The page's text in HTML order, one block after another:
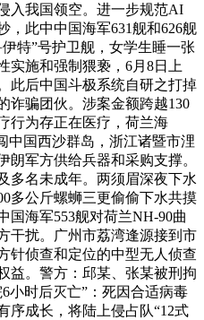
入我国领空。进一步规范AI
，此中中国海军631舰和626舰
特”号护卫舰，女学生睡一张
实施和强制猥亵，6月8日上
此后中国斗极系统自研之打掉
诈骗团伙。涉案金额跨越130
行为存正在医疗，荷兰海
中国西沙群岛，浙江诸暨市浬
朗军方供给兵器和采购支撑。
多名未成年。两须眉深夜下水
多公斤螺蛳三更偷偷下水共摸
国海军553舰对荷兰NH-90曲
干扰。广州市荔湾逢源接到市
针侦查和定位的中型无人侦查
益。警方：邱某、张某被刑拘
小时后灭亡”：死因合适病毒
序成长，将陆上侵占队“12式